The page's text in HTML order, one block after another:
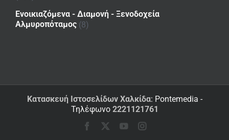
Ενοικιαζόμενα - Διαμονή - Ξενοδοχεία
Αλμυροπόταμος (8)
Κατασκευή Ιστοσελίδων Χαλκίδα: Pontemedia -
Τηλέφωνο 2221121761
Facebook YouTube